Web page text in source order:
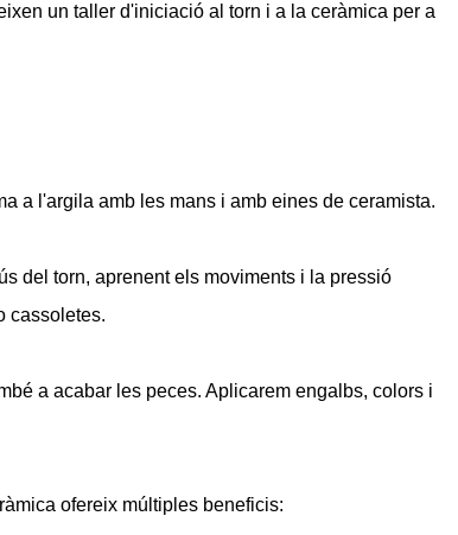
un taller d'iniciació al torn i a la ceràmica per a
a l'argila amb les mans i amb eines de ceramista.
del torn, aprenent els moviments i la pressió
cassoletes.
a acabar les peces. Aplicarem engalbs, colors i
ofereix múltiples beneficis: